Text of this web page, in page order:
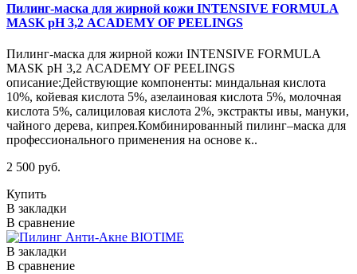
Пилинг-маска для жирной кожи INTENSIVE FORMULA
MASK рН 3,2 ACADEMY OF PEELINGS
Пилинг-маска для жирной кожи INTENSIVE FORMULA
MASK рН 3,2 ACADEMY OF PEELINGS
описание:Действующие компоненты: миндальная кислота
10%, койевая кислота 5%, азелаиновая кислота 5%, молочная
кислота 5%, салициловая кислота 2%, экстракты ивы, мануки,
чайного дерева, кипрея.Комбинированный пилинг–маска для
профессионального применения на основе к..
2 500 руб.
Купить
В закладки
В сравнение
В закладки
В сравнение